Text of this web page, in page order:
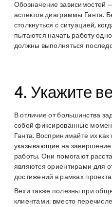
Обозначение зависимостей
аспектов диаграммы Ганта.
столкнуться с ситуацией,
пытаются начать работу
должны выполняться
4. Укажите
В отличие от большинства
собой фиксированные
Ганта. Воспринимайте их как
указывающие на завершение
работы. Они помогают
являются ориентирами для
достижений в рамках
Вехи также полезны при
клиентами: вместо